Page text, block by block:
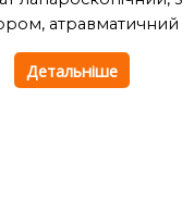
атравматичний
Детальніше